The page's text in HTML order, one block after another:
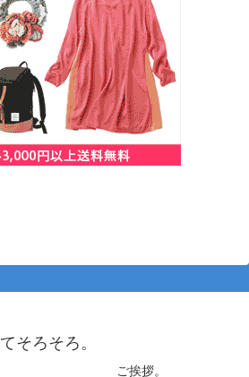
てそろそろ。
ご挨拶。